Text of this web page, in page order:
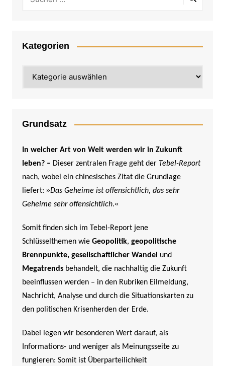
Kategorien
Grundsatz
In welcher Art von Welt werden wir in Zukunft
leben? – Dieser zentralen Frage geht der Tebel-Report
nach, wobei ein chinesisches Zitat die Grundlage
liefert: »Das Geheime ist offensichtlich, das sehr
Geheime sehr offensichtlich.«
Somit finden sich im Tebel-Report jene
Schlüsselthemen wie Geopolitik, geopolitische
Brennpunkte, gesellschaftlicher Wandel und
Megatrendsbehandelt, die nachhaltig die Zukunft
beeinflussen werden – in den Rubriken Eilmeldung,
Nachricht, Analyse und durch die Situationskarten zu
den politischen Krisenherden der Erde.
Dabei legen wir besonderen Wert darauf, als
Informations- und weniger als Meinungsseite zu
fungieren: Somit ist Überparteilichkeit